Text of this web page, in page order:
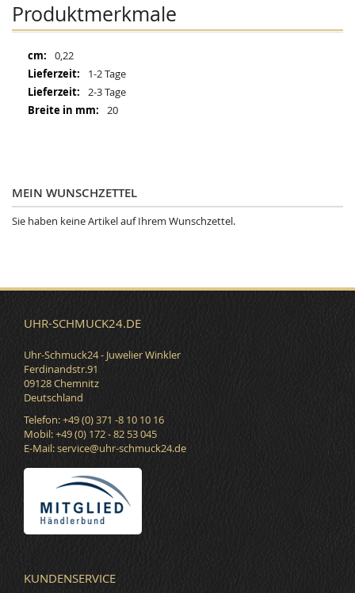
Produktmerkmale
Mehr
Informationen
0,22
1-2 Tage
2-3 Tage
20
MEIN WUNSCHZETTEL
Sie haben keine Artikel auf Ihrem Wunschzettel.
UHR-SCHMUCK24.DE
Uhr-Schmuck24 - Juwelier Winkler
Ferdinandstr.91
09128 Chemnitz
Deutschland
Telefon: +49 (0) 371 -8 10 10 16
Mobil: +49 (0) 172 - 82 53 045
E-Mail:service@uhr-schmuck24.de
KUNDENSERVICE